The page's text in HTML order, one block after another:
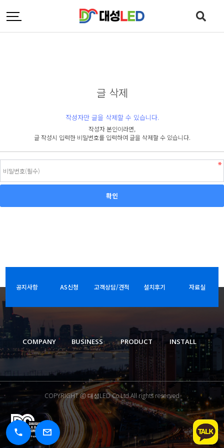
글 삭제
작성자만 글을 삭제할 수 있습니다.
작성자 본인이라면,
글 작성시 입력한 비밀번호를 입력하여 글을 삭제할 수 있습니다.
공지사항 AS신청 고객상담/견적 설치후기 자료실
COMPANY BUSINESS PRODUCT INSTALL
COPYRIGHT ⓒ 대성LED Co.Ltd.All rights reserved